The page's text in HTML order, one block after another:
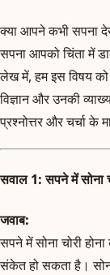
क्या आपने कभी सपना
सपना आपको चिंता में
लेख में, हम इस विषय
विज्ञान और उनकी
प्रश्नोत्तर और चर्चा के
सवाल 1: सपने में सोना
जवाब:
सपने में सोना चोरी
संकेत हो सकता है।